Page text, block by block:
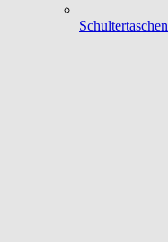
Schultertaschen